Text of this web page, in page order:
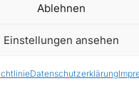
Ablehnen
Einstellungen ansehen
Datenschutzerklärung